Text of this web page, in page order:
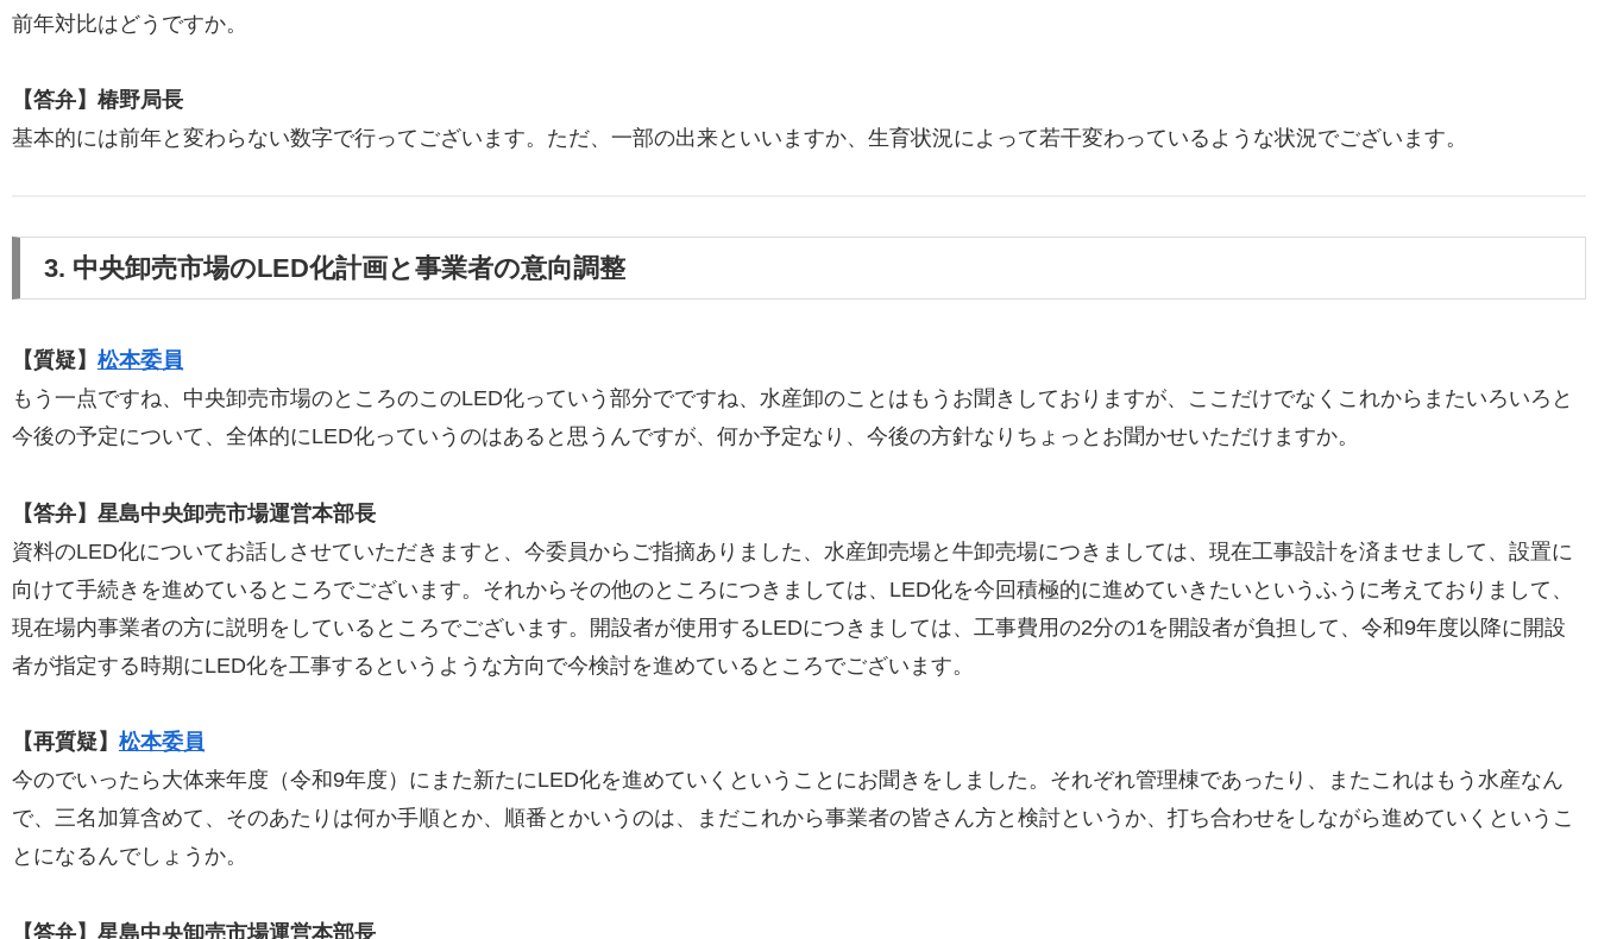
前年対比はどうですか。
【答弁】椿野局長
基本的には前年と変わらない数字で行ってございます。ただ、一部の出来といいますか、生育状況によって若干変わっているような状況でございます。
3. 中央卸売市場のLED化計画と事業者の意向調整
【質疑】 松本委員
もう一点ですね、中央卸売市場のところのこのLED化っていう部分でですね、水産卸のことはもうお聞きしておりますが、ここだけでなくこれからまたいろいろと
今後の予定について、全体的にLED化っていうのはあると思うんですが、何か予定なり、今後の方針なりちょっとお聞かせいただけますか。
【答弁】星島中央卸売市場運営本部長
資料のLED化についてお話しさせていただきますと、今委員からご指摘ありました、水産卸売場と牛卸売場につきましては、現在工事設計を済ませまして、設置に
向けて手続きを進めているところでございます。それからその他のところにつきましては、LED化を今回積極的に進めていきたいというふうに考えておりまして、
現在場内事業者の方に説明をしているところでございます。開設者が使用するLEDにつきましては、工事費用の2分の1を開設者が負担して、令和9年度以降に開設
者が指定する時期にLED化を工事するというような方向で今検討を進めているところでございます。
【再質疑】 松本委員
今のでいったら大体来年度（令和9年度）にまた新たにLED化を進めていくということにお聞きをしました。それぞれ管理棟であったり、またこれはもう水産なん
で、三名加算含めて、そのあたりは何か手順とか、順番とかいうのは、まだこれから事業者の皆さん方と検討というか、打ち合わせをしながら進めていくというこ
とになるんでしょうか。
【答弁】星島中央卸売市場運営本部長